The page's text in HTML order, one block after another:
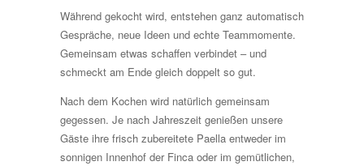
Während gekocht wird, entstehen ganz automatisch
Gespräche, neue Ideen und echte Teammomente.
Gemeinsam etwas schaffen verbindet – und
schmeckt am Ende gleich doppelt so gut.
Nach dem Kochen wird natürlich gemeinsam
gegessen. Je nach Jahreszeit genießen unsere
Gäste ihre frisch zubereitete Paella entweder im
sonnigen Innenhof der Finca oder im gemütlichen,